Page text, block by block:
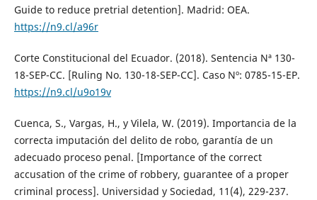
Guide to reduce pretrial detention]. Madrid: OEA.
https://n9.cl/a96r
Corte Constitucional del Ecuador. (2018). Sentencia Nª 130-
18-SEP-CC. [Ruling No. 130-18-SEP-CC]. Caso Nº: 0785-15-EP.
https://n9.cl/u9o19v
Cuenca, S., Vargas, H., y Vilela, W. (2019). Importancia de la
correcta imputación del delito de robo, garantía de un
adecuado proceso penal. [Importance of the correct
accusation of the crime of robbery, guarantee of a proper
criminal process]. Universidad y Sociedad, 11(4), 229-237.